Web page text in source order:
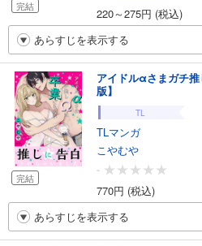
完結
220～275円 (税込)
あらすじを表示する
完結
アイドルαさまガチ
版】
TL
TLマンガ
こやむや
-
770円 (税込)
あらすじを表示する